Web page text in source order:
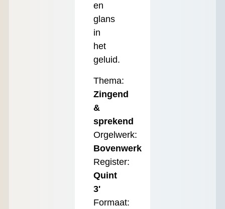
en
glans
in
het
geluid.
Thema:
Zingend
&
sprekend
Orgelwerk:
Bovenwerk
Register:
Quint
3'
Formaat: